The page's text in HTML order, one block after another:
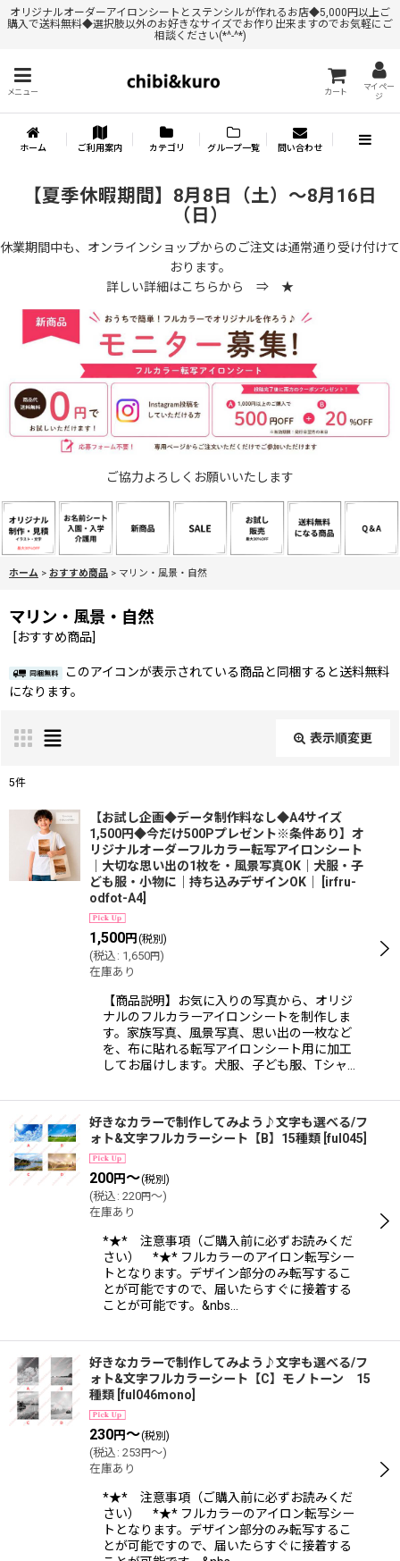
オリジナルオーダーアイロンシートとステンシルが作れるお店◆5,000円以上ご
購入で送料無料◆選択肢以外のお好きなサイズでお作り出来ますのでお気軽にご
相談ください(*^-^*)
メニュー カート
マイペー
ジ
ホーム ご利用案内 カテゴリ グループ一覧 問い合わせ
【夏季休暇期間】8月8日（土）～8月16日
（日）
休業期間中も、オンラインショップからのご注文は通常通り受け付けて
おります。
詳しい詳細はこちらから ⇒ ★
ご協力よろしくお願いいたします
ホーム > おすすめ商品 > マリン・風景・自然
マリン・風景・自然
[おすすめ商品]
このアイコンが表示されている商品と同梱すると送料無料
になります。
表示順変更
表示数:
並び順:
5件
【お試し企画◆データ制作料なし◆A4サイズ
1,500円◆今だけ500Pプレゼント※条件あり】オ
リジナルオーダーフルカラー転写アイロンシート
｜大切な思い出の1枚を・風景写真OK｜犬服・子
ども服・小物に｜持ち込みデザインOK｜
irfru-
odfot-A4
1,500円 (税別)
(税込 : 1,650円)
在庫あり
【商品説明】お気に入りの写真から、オリジ
ナルのフルカラーアイロンシートを制作しま
す。家族写真、風景写真、思い出の一枚など
を、布に貼れる転写アイロンシート用に加工
してお届けします。犬服、子ども服、Tシャ…
好きなカラーで制作してみよう♪文字も選べる/フ
ォト&文字フルカラーシート【B】15種類 ful045
200円～(税別)
(税込 : 220円～)
在庫あり
*★* 注意事項（ご購入前に必ずお読みくだ
さい） *★* フルカラーのアイロン転写シー
トとなります。デザイン部分のみ転写するこ
とが可能ですので、届いたらすぐに接着する
ことが可能です。&nbs…
好きなカラーで制作してみよう♪文字も選べる/フ
ォト&文字フルカラーシート【C】モノトーン 15
種類 ful046mono
230円～(税別)
(税込 : 253 円～)
在庫あり
*★* 注意事項（ご購入前に必ずお読みくだ
さい） *★* フルカラーのアイロン転写シー
トとなります。デザイン部分のみ転写するこ
とが可能ですので、届いたらすぐに接着する